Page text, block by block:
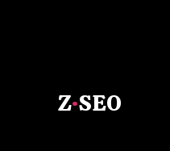
Z·SEO